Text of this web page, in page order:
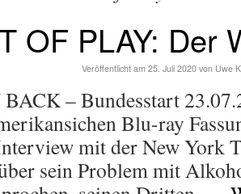
OF PLAY: Der
Veröffentlicht am 25. Juli 2020 von Uwe
– Bundesstart
Blu-ray
mit der New York
sein Problem mit